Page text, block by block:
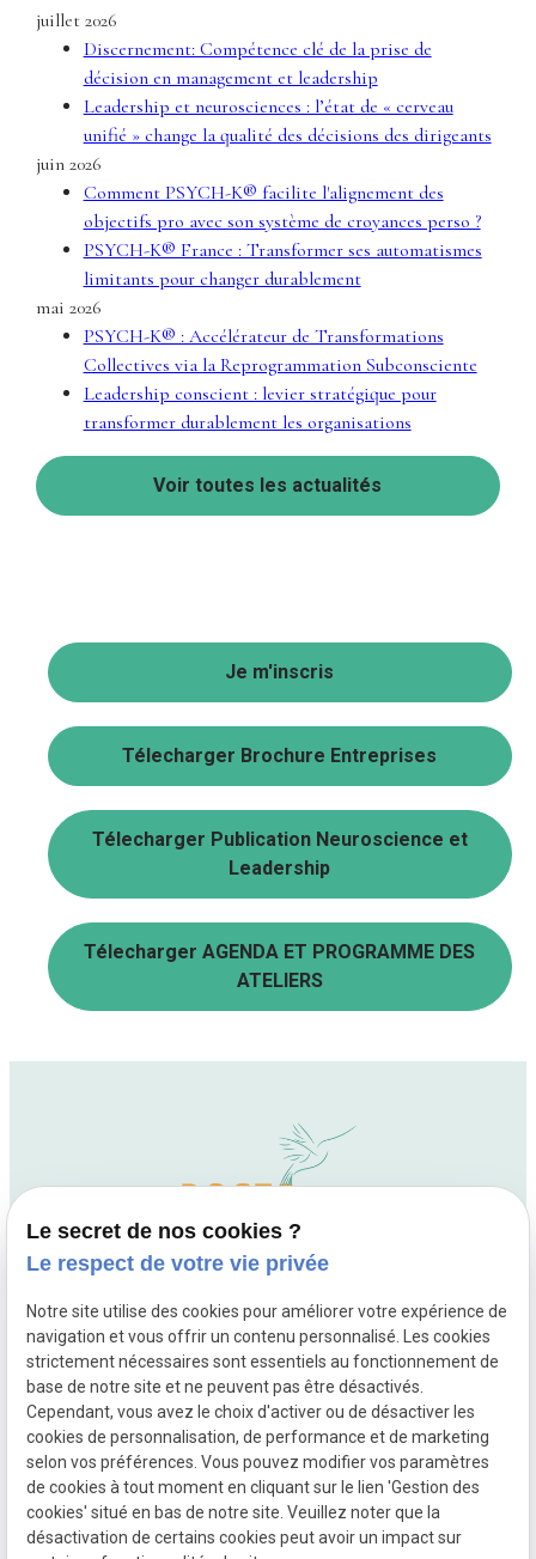
juillet 2026
Discernement: Compétence clé de la prise de
décision en management et leadership
Leadership et neurosciences : l’état de « cerveau
unifié » change la qualité des décisions des dirigeants
juin 2026
Comment PSYCH-K® facilite l'alignement des
objectifs pro avec son système de croyances perso ?
PSYCH-K® France : Transformer ses automatismes
limitants pour changer durablement
mai 2026
PSYCH-K® : Accélérateur de Transformations
Collectives via la Reprogrammation Subconsciente
Leadership conscient : levier stratégique pour
transformer durablement les organisations
Voir toutes les actualités
Je m'inscris
Télecharger Brochure Entreprises
Télecharger Publication Neuroscience et
Leadership
Télecharger AGENDA ET PROGRAMME DES
ATELIERS
01 88 24 54 84
10 rue Fourcade
75015 Paris
Lundi - Mardi - Jeudi - Vendredi : 09h30 - 20h00,
Mercredi : 08h30 - 20h00
Mentions légales Politique de confidentialité
Le secret de nos cookies ?
Le respect de votre vie privée
Notre site utilise des cookies pour améliorer votre expérience de
navigation et vous offrir un contenu personnalisé. Les cookies
strictement nécessaires sont essentiels au fonctionnement de
base de notre site et ne peuvent pas être désactivés.
Cependant, vous avez le choix d'activer ou de désactiver les
cookies de personnalisation, de performance et de marketing
selon vos préférences. Vous pouvez modifier vos paramètres
de cookies à tout moment en cliquant sur le lien 'Gestion des
cookies' situé en bas de notre site. Veuillez noter que la
désactivation de certains cookies peut avoir un impact sur